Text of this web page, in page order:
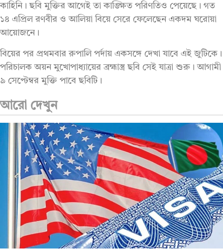
কাহিনি। ছবি মুক্তির আগেই তা কাঙ্ক্ষিত পরিণতিও পেয়েছে। গত
১৪ এপ্রিল রণবীর ও আলিয়া বিয়ে সেরে ফেলেছেন একদম ঘরোয়া
আয়োজনে।
বিয়ের পর প্রথমবার রুপালি পর্দায় একসঙ্গে দেখা যাবে এই জুটিকে।
পরিচালক অয়ন মুখোপাধ্যায়ের ব্রহ্মাস্ত্র ছবি সেই যাত্রা শুরু। আগামী
৯ সেপ্টেম্বর মুক্তি পাবে ছবিটি।
আরো দেখুন